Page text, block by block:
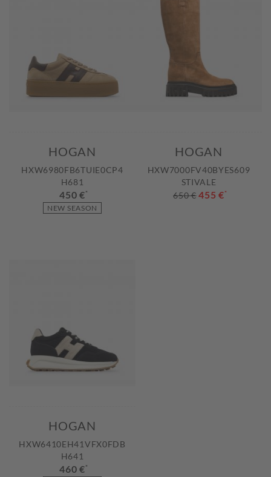
NEW SEASON
HOGAN
HXW6980FB6TUIE0CP4
H681
450 €*
HOGAN
HXW7000FV40BYES609
STIVALE
650 € 455 €*
HOGAN
HXW6410EH41VFX0FDB
H641
460 €*